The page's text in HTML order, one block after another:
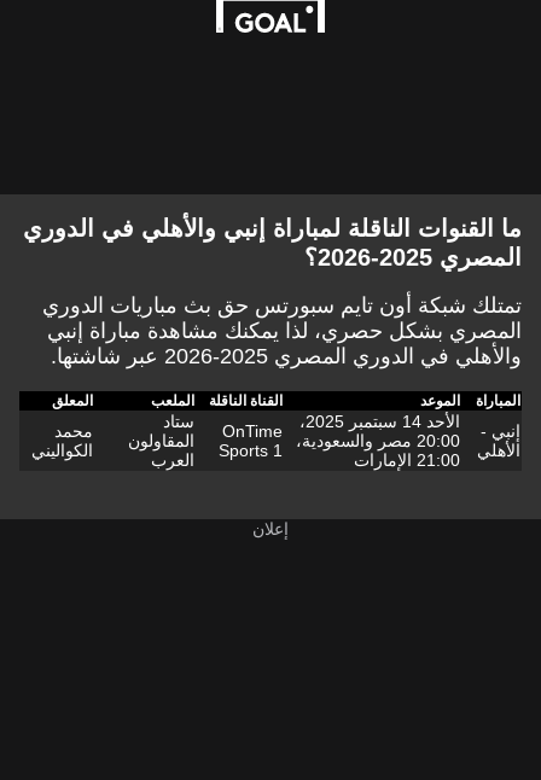
ما القنوات الناقلة لمباراة إنبي والأهلي في الدوري
المصري 2025-2026؟
تمتلك شبكة أون تايم سبورتس حق بث مباريات الدوري
المصري بشكل حصري، لذا يمكنك مشاهدة مباراة إنبي
والأهلي في الدوري المصري 2025-2026 عبر شاشتها.
المباراة الموعد القناة الناقلة الملعب المعلق
إنبي -
الأهلي
الأحد 14 سبتمبر 2025،
20:00 مصر والسعودية،
21:00 الإمارات
OnTime
Sports 1
ستاد
المقاولون
العرب
محمد
الكواليني